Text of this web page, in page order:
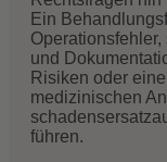
Ein
und
Risiken oder
medizinischen
führen.